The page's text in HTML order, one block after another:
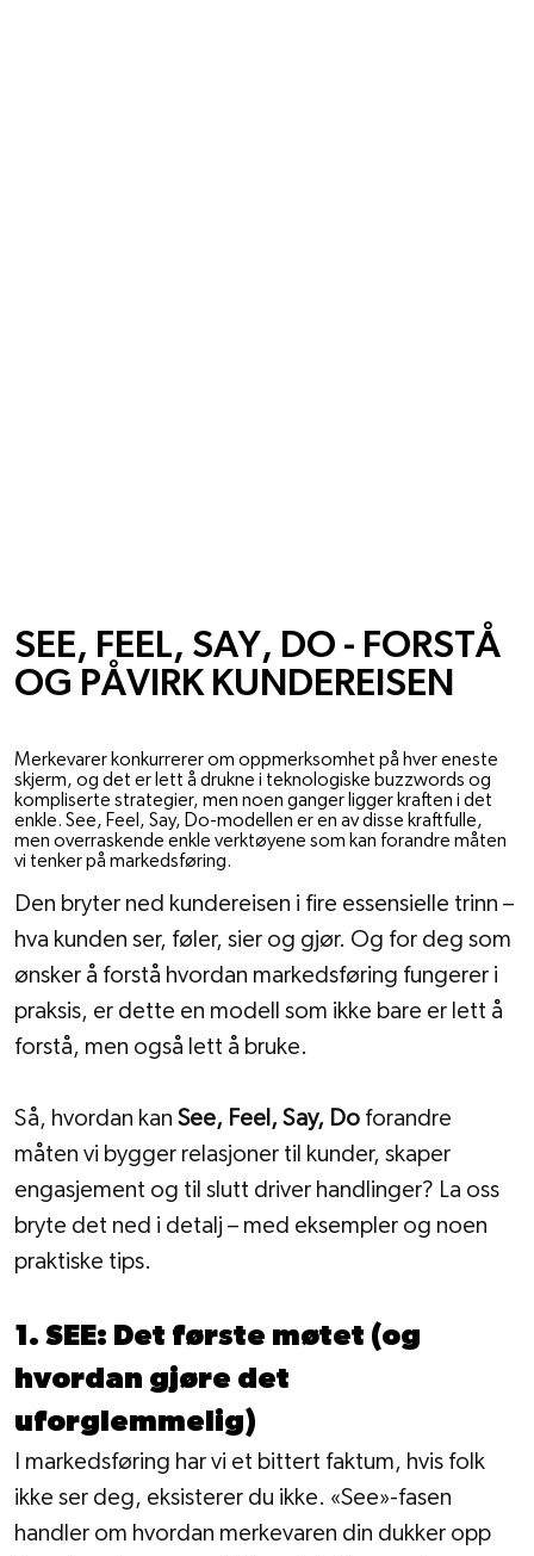
Den bryter ned kundereisen i fire essensielle trinn –
hva kunden ser, føler, sier og gjør. Og for deg som
ønsker å forstå hvordan markedsføring fungerer i
praksis, er dette en modell som ikke bare er lett å
forstå, men også lett å bruke.
Så, hvordan kan See, Feel, Say, Do forandre
måten vi bygger relasjoner til kunder, skaper
engasjement og til slutt driver handlinger? La oss
bryte det ned i detalj – med eksempler og noen
praktiske tips.
1. SEE: Det første møtet (og
hvordan gjøre det
uforglemmelig)
I markedsføring har vi et bittert faktum, hvis folk
ikke ser deg, eksisterer du ikke. «See»-fasen
handler om hvordan merkevaren din dukker opp
SEE, FEEL, SAY, DO - FORSTÅ
OG PÅVIRK KUNDEREISEN
Merkevarer konkurrerer om oppmerksomhet på hver eneste
skjerm, og det er lett å drukne i teknologiske buzzwords og
kompliserte strategier, men noen ganger ligger kraften i det
enkle. See, Feel, Say, Do-modellen er en av disse kraftfulle,
men overraskende enkle verktøyene som kan forandre måten
vi tenker på markedsføring.